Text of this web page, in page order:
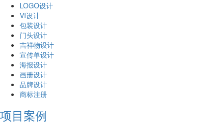
LOGO设计
VI设计
包装设计
门头设计
吉祥物设计
宣传单设计
海报设计
画册设计
品牌设计
商标注册
项目案例